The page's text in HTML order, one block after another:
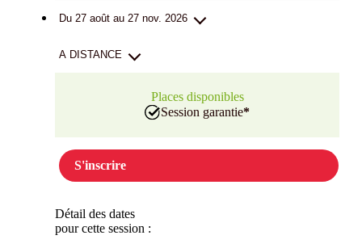
Du 27 août au 27 nov. 2026
A DISTANCE
Places disponibles
Session garantie*
S'inscrire
Détail des dates
pour cette session :